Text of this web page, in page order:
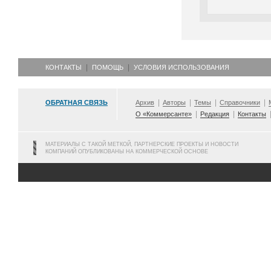
КОНТАКТЫ ПОМОЩЬ УСЛОВИЯ ИСПОЛЬЗОВАНИЯ
ОБРАТНАЯ СВЯЗЬ Архив Авторы Темы Справочники
О «Коммерсанте»
Редакция Контакты
МАТЕРИАЛЫ С ТАКОЙ МЕТКОЙ, ПАРТНЕРСКИЕ ПРОЕКТЫ И НОВОСТИ
КОМПАНИЙ ОПУБЛИКОВАНЫ НА КОММЕРЧЕСКОЙ ОСНОВЕ